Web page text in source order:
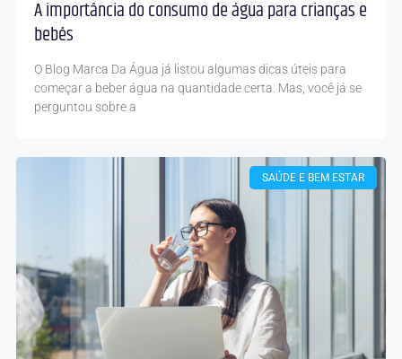
A importância do consumo de água para crianças e
bebês
O Blog Marca Da Água já listou algumas dicas úteis para
começar a beber água na quantidade certa. Mas, você já se
perguntou sobre a
SAÚDE E BEM ESTAR